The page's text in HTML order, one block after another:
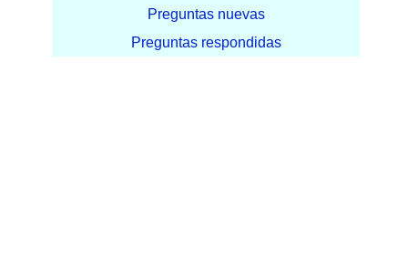
Preguntas nuevas
Preguntas respondidas